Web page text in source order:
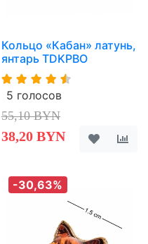
Кольцо «Кабан» латунь,
янтарь TDKPBO
5 голосов
55,10 BYN
38,20 BYN
-30,63%